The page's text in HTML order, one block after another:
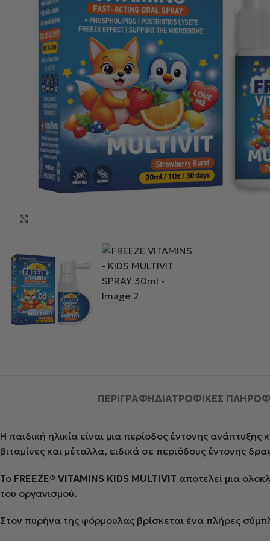
ΠΕΡΙΓΡΑΦΉΔΙΑΤΡΟΦΙΚΕΣ
Η παιδική ηλικία είναι μια περίοδος έντονης
βιταμίνες και μέταλλα, ειδικά σε περιόδους έντονης
Το FREEZE® VITAMINS KIDS MULTIVIT αποτελεί μια
του οργανισμού.
Στον πυρήνα της φόρμουλας βρίσκεται ένα πλήρες